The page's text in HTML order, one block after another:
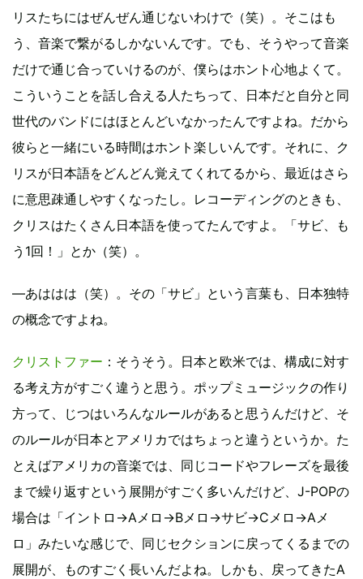
リスたちにはぜんぜん通じないわけで（笑）。そこはも
う、音楽で繋がるしかないんです。でも、そうやって音楽
だけで通じ合っていけるのが、僕らはホント心地よくて。
こういうことを話し合える人たちって、日本だと自分と同
世代のバンドにはほとんどいなかったんですよね。だから
彼らと一緒にいる時間はホント楽しいんです。それに、ク
リスが日本語をどんどん覚えてくれてるから、最近はさら
に意思疎通しやすくなったし。レコーディングのときも、
クリスはたくさん日本語を使ってたんですよ。「サビ、も
う1回！」とか（笑）。
―あははは（笑）。その「サビ」という言葉も、日本独特
の概念ですよね。
クリストファー ：そうそう。日本と欧米では、構成に対す
る考え方がすごく違うと思う。ポップミュージックの作り
方って、じつはいろんなルールがあると思うんだけど、そ
のルールが日本とアメリカではちょっと違うというか。た
とえばアメリカの音楽では、同じコードやフレーズを最後
まで繰り返すという展開がすごく多いんだけど、J-POPの
場合は「イントロ→Aメロ→Bメロ→サビ→Cメロ→Aメ
ロ」みたいな感じで、同じセクションに戻ってくるまでの
展開が、ものすごく長いんだよね。しかも、戻ってきたA